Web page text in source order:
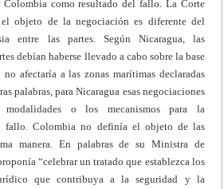
Colombia como resultado del fallo. La Corte
objeto de la negociación es diferente del
entre las partes. Según Nicaragua, las
debían haberse llevado a cabo sobre la base
afectaría a las zonas marítimas declaradas
palabras, para Nicaragua esas negociaciones
o los mecanismos para la
fallo. Colombia no definía el objeto de las
manera. En palabras de su Ministra de
“celebrar un tratado que establezca los
que contribuya a la seguridad y la